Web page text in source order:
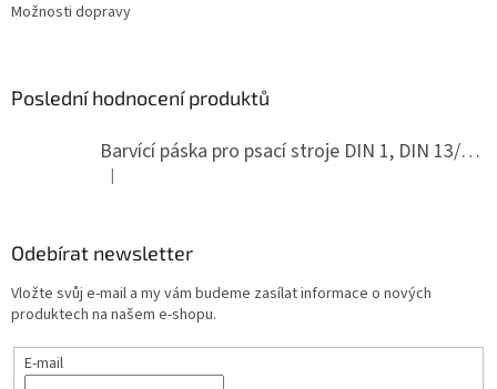
Možnosti dopravy
Poslední hodnocení produktů
Barvící páska pro psací stroje DIN 1, DIN 13/10, LAND, PA červenočerná
Hodnocení produktu je 5 z 5 hvězdiček.
|
Odebírat newsletter
Vložte svůj e-mail a my vám budeme zasílat informace o nových
produktech na našem e-shopu.
E-mail